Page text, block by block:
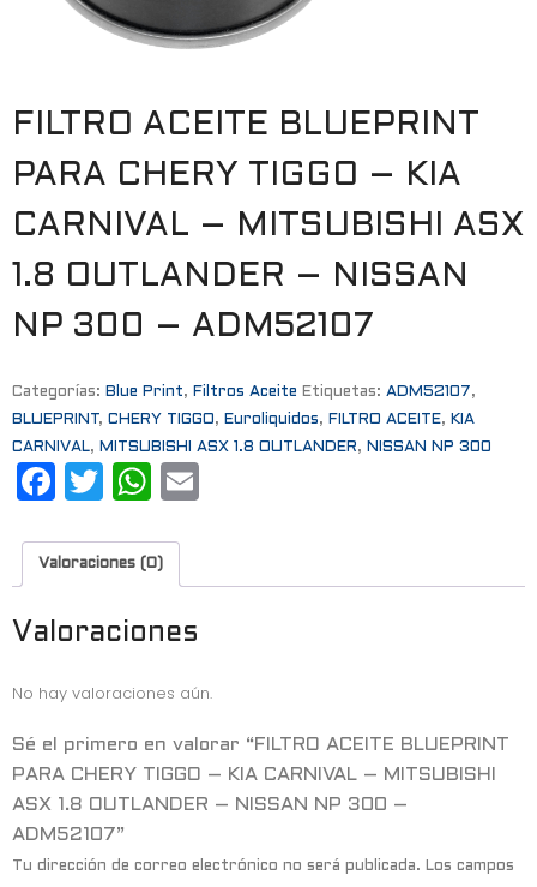
FILTRO ACEITE BLUEPRINT
PARA CHERY TIGGO – KIA
CARNIVAL – MITSUBISHI ASX
1.8 OUTLANDER – NISSAN
NP 300 – ADM52107
Categorías: Blue Print, Filtros Aceite Etiquetas: ADM52107 ,
BLUEPRINT , CHERY TIGGO, Euroliquidos, FILTRO ACEITE, KIA
CARNIVAL, MITSUBISHI ASX 1.8 OUTLANDER, NISSAN NP 300
F
c
b
o
k
T
it
e
W
a
s
p
l
Valoraciones (0)
Valoraciones
No hay valoraciones aún.
Sé el primero en valorar “FILTRO ACEITE BLUEPRINT
PARA CHERY TIGGO – KIA CARNIVAL – MITSUBISHI
ASX 1.8 OUTLANDER – NISSAN NP 300 –
ADM52107”
Tu dirección de correo electrónico no será publicada. Los campos